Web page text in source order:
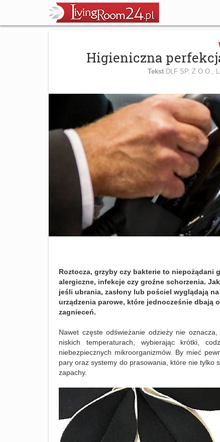
Higieniczna
Tekst DLF SP. Z O.O.,
Roztocza, grzyby czy bakterie to niepożądani
alergiczne, infekcje czy groźne schorzenia.
jeśli ubrania, zasłony lub pościel wyglądają
urządzenia parowe, które jednocześnie
zagnieceń.
Nawet częste odświeżanie odzieży nie
niskich temperaturach, wybierając krótki,
niebezpiecznych mikroorganizmów. By mieć
pary oraz systemy do prasowania, które nie tylko
zapachy.